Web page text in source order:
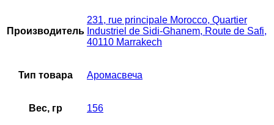
Производитель
231, rue principale Morocco, Quartier
Industriel de Sidi-Ghanem, Route de Safi,
40110 Marrakech
Тип товара Аромасвеча
Вес, гр 156